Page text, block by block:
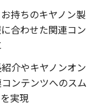
持ちのキヤノン製
合わせた関連コン
介やキヤノンオン
ンテンツへのスム
実現